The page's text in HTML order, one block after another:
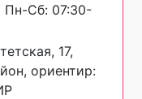
Пн-Сб: 07:30-
17,
ориентир: